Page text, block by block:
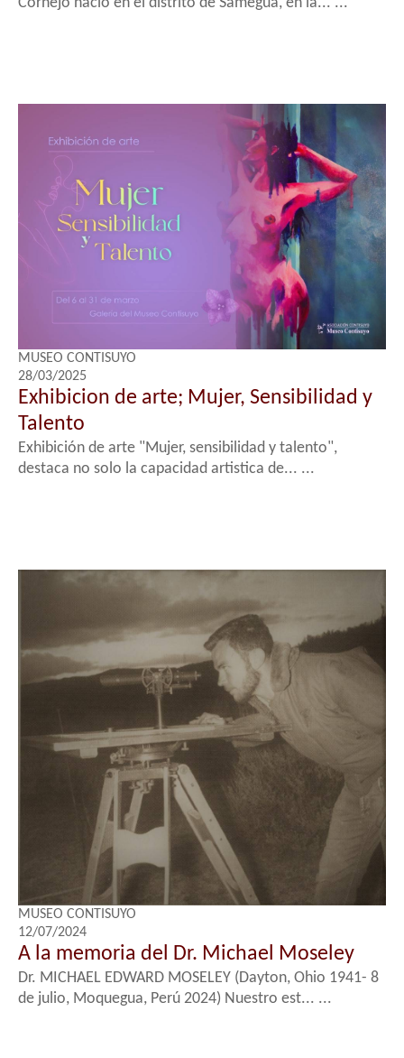
Cornejo nació en el distrito de Samegua, en la... ...
MUSEO CONTISUYO
28/03/2025
Exhibicion de arte; Mujer, Sensibilidad y
Talento
Exhibición de arte "Mujer, sensibilidad y talento",
destaca no solo la capacidad artistica de... ...
MUSEO CONTISUYO
12/07/2024
A la memoria del Dr. Michael Moseley
Dr. MICHAEL EDWARD MOSELEY (Dayton, Ohio 1941- 8
de julio, Moquegua, Perú 2024) Nuestro est... ...